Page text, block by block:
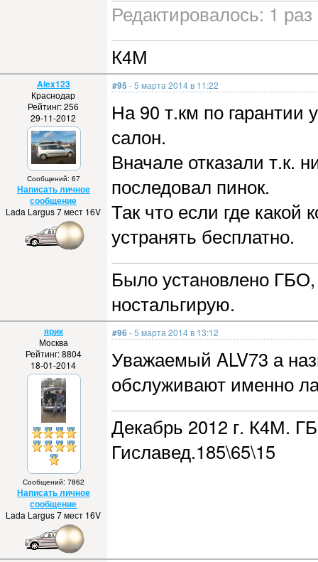
Редактировалось: 1
К4М
Alex123
Краснодар
Рейтинг: 256
29-11-2012
Сообщений: 67
Написать личное
сообщение
Lada Largus 7 мест 16V
#95 - 5 марта 2014 в 11:22
На 90 т.км по гарантии
салон.
Вначале отказали т.к.
последовал пинок.
Так что если где какой
устранять бесплатно.
Было установлено
ностальгирую.
ярик
Москва
Рейтинг: 8804
18-01-2014
Сообщений: 7862
Написать личное
сообщение
Lada Largus 7 мест 16V
#96- 5 марта 2014 в 13:12
Уважаемый ALV73 а
обслуживают именно
Декабрь 2012 г. К4М.
Гиславед.185\65\15